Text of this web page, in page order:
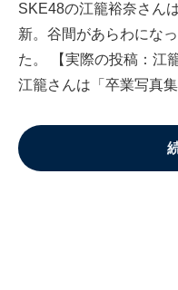
SKE48の江籠裕奈さん
新。谷間があらわにな
た。 【実際の投稿：江
江籠さんは「卒業写真